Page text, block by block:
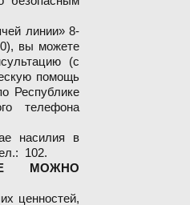
линии» 8-
вы можете
(с
помощь
Республике
телефона
насилия в
102.
МОЖНО
ценностей,